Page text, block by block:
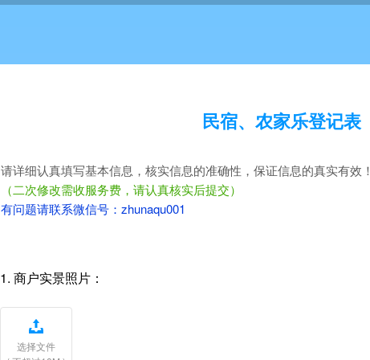
民宿、农家乐登记表
请详细认真填写基本信息，核实信息的准确性，保证信息的真实有效！
（二次修改需收服务费，请认真核实后提交）
有问题请联系微信号：zhunaqu001
1. 商户实景照片：

选择文件